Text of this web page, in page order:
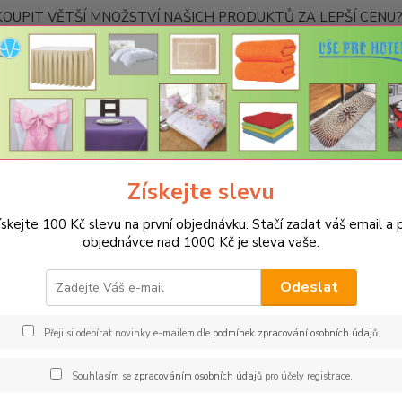
VĚTŠÍ MNOŽSTVÍ NAŠICH PRODUKTŮ ZA LEPŠÍ
Kontakty
Hledat
Podsedáky na židle Prošívaný sedák Bamberk –
sedák Bamberk – tmavé
Získejte slevu
100 Kč slevu na první objednávku. Stačí zadat váš email a
objednávce nad 1000 Kč je sleva vaše.
Odeslat
Přeji si odebírat novinky e-mailem dle podmínek zpracování osobních údajů.
Souhlasím se zpracováním osobních údajůpro účely registrace.